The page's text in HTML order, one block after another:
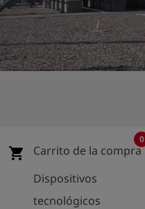
shield Registro
shopping_cart Carrito de la compra
0
Dispositivos
tecnológicos